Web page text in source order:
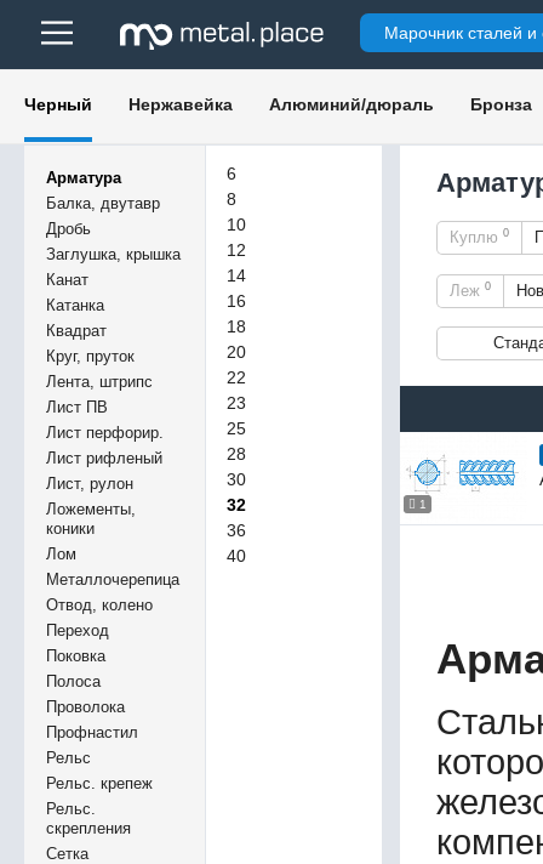
Марочник сталей и
Черный Нержавейка Алюминий/дюраль Бронза
Арматура
Балка, двутавр
Дробь
Заглушка, крышка
Канат
Катанка
Квадрат
Круг, пруток
Лента, штрипс
Лист ПВ
Лист перфорир.
Лист рифленый
Лист, рулон
Ложементы,
коники
Лом
Металлочерепица
Отвод, колено
Переход
Поковка
Полоса
Проволока
Профнастил
Рельс
Рельс. крепеж
Рельс.
скрепления
Сетка
6
8
10
12
14
16
18
20
22
23
25
28
30
32
36
40
Куплю 0
Леж 0
1